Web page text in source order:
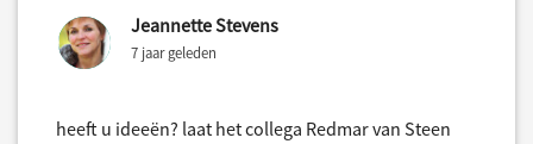
Jeannette Stevens
7 jaar geleden
heeft u ideeën? laat het collega Redmar van Steen